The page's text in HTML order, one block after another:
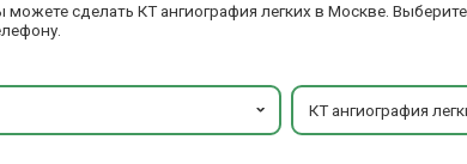
сделать КТ ангиография легких в Москве.
КТ ангиография